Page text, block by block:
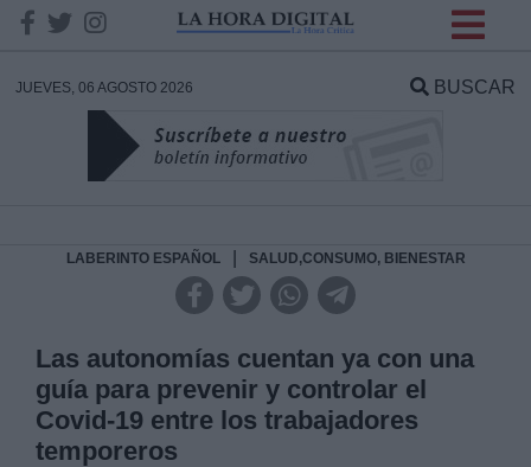
JUEVES, 06 AGOSTO 2026 BUSCAR
LABERINTO ESPAÑOL SALUD,CONSUMO, BIENESTAR
Las autonomías cuentan ya con una
guía para prevenir y controlar el
Covid-19 entre los trabajadores
temporeros
DATOS
Responsable:
Legitimación: